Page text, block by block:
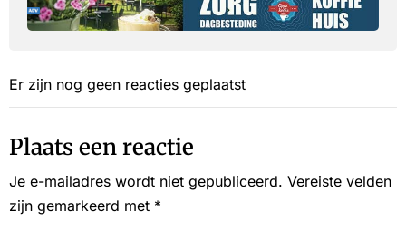
Er zijn nog geen reacties geplaatst
Plaats een reactie
Je e-mailadres wordt niet gepubliceerd. Vereiste velden
zijn gemarkeerd met *